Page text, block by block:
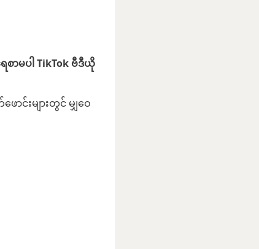
စာမပါ TikTok ဗီဒီယို
ာင်းများတွင် မျှဝေ